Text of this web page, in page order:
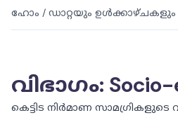
ഹോം / ഡാറ്റയും ഉൾക്കാഴ്ചകളും
വിഭാഗം:
കെട്ടിട നിർമാണ സാമഗ്രികളുടെ